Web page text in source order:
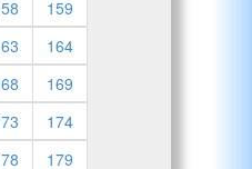
159
164
169
174
179